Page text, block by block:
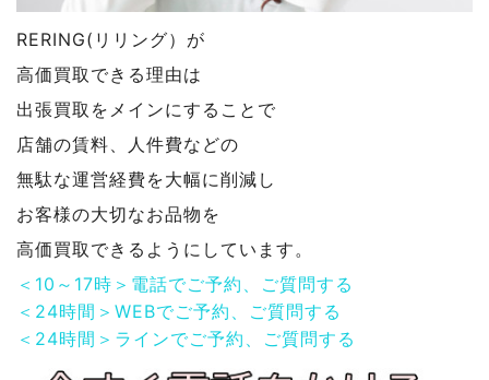
RERING(リリング）が
高価買取できる理由は
出張買取をメインにすることで
店舗の賃料、人件費などの
無駄な運営経費を大幅に削減し
お客様の大切なお品物を
高価買取できるようにしています。
＜10～17時＞電話でご予約、ご質問する
＜24時間＞WEBでご予約、ご質問する
＜24時間＞ラインでご予約、ご質問する